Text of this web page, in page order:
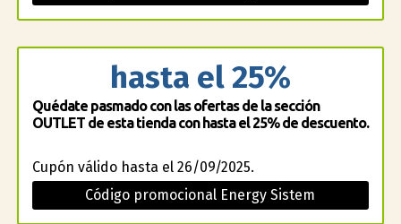
hasta el 25%
Quédate pasmado con las ofertas de la sección
OUTLET de esta tienda con hasta el 25% de descuento.
Cupón válido hasta el 26/09/2025.
Código promocional Energy Sistem